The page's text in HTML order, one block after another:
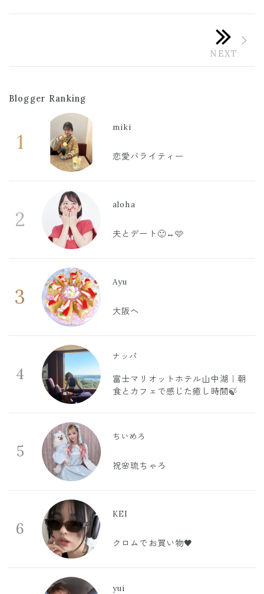
Blogger Ranking
1
miki
恋愛バライティー
2
aloha
夫とデート🙂‍↔️🩷
3
Ayu
大阪へ
4
ナッパ
富士マリオットホテル山中湖｜朝
食とカフェで感じた癒し時間🍃
5
ちいめろ
祝🌸琉ちゃろ
6
KEI
クロムでお買い物🖤
yui